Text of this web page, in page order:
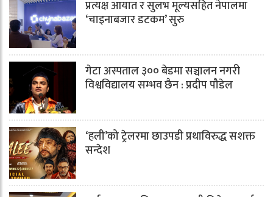
प्रत्यक्ष आयात र सुलभ मूल्यसहित नेपालमा
‘चाइनाबजार डटकम’ सुरु
गेटा अस्पताल ३०० बेडमा सञ्चालन नगरी
विश्वविद्यालय सम्भव छैन : प्रदीप पौडेल
‘हली’को ट्रेलरमा छाउपडी प्रथाविरुद्ध सशक्त
सन्देश